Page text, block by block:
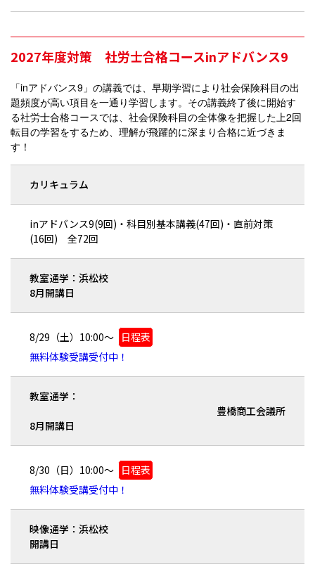
2027年度対策 社労士合格コースinアドバンス9
「inアドバンス9」の講義では、早期学習により社会保険科目の出
題頻度が高い項目を一通り学習します。その講義終了後に開始す
る社労士合格コースでは、社会保険科目の全体像を把握した上2回
転目の学習をするため、理解が飛躍的に深まり合格に近づきま
す！
カリキュラム
inアドバンス9(9回)・科目別基本講義(47回)・直前対策
(16回) 全72回
教室通学：浜松校
8月開講日
8/29（土）10:00～ 日程表
無料体験受講受付中！
教室通学：
豊橋商工会議所
8月開講日
8/30（日）10:00～ 日程表
無料体験受講受付中！
映像通学：浜松校
開講日